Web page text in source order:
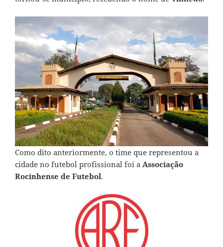
Como dito anteriormente, o time que representou a
cidade no futebol profissional foi a Associação
Rocinhense de Futebol.